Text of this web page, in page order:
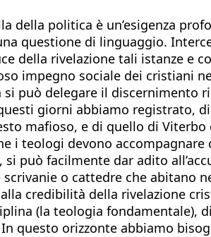
della politica è un’esigenza
questione di linguaggio.
della rivelazione tali istanze e
impegno sociale dei cristiani
può delegare il discernimento
giorni abbiamo registrato,
mafioso, e di quello di
i teologi devono
può facilmente dar adito
o cattedre che abitano
credibilità della rivelazione
(la teologia fondamentale),
questo orizzonte abbiamo